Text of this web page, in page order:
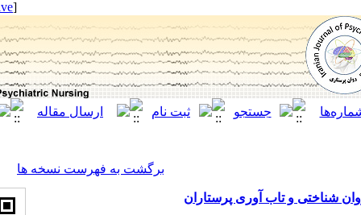
[ English ]
برگشت به فهرست نسخه ها
پرستاران